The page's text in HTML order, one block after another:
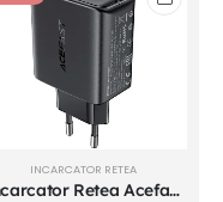
INCARCATOR RETEA
Incarcator Retea Acefast A49 35W 3A 2 x USB-C Negru